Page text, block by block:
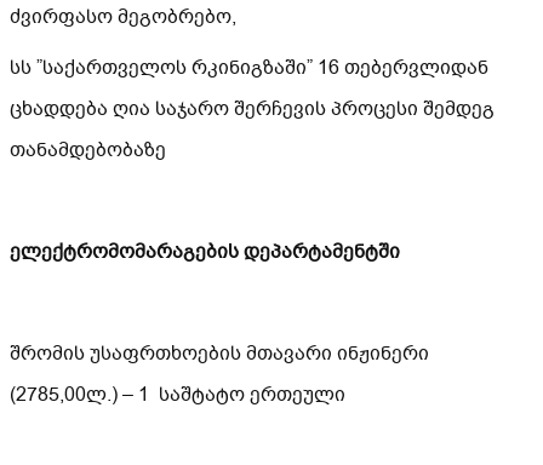
ძვირფასო მეგობრებო,
სს ”საქართველოს რკინიგზაში” 16 თებერვლიდან
ცხადდება ღია საჯარო შერჩევის პროცესი შემდეგ
თანამდებობაზე
ელექტრომომარაგების დეპარტამენტში
შრომის უსაფრთხოების მთავარი ინჟინერი
(2785,00ლ.) – 1 საშტატო ერთეული